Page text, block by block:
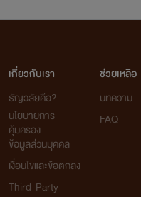
เกี่ยวกับเรา
ธัญวลัยคือ?
นโยบายการ
คุ้มครอง
ข้อมูลส่วนบุคคล
เงื่อนไขและข้อตกลง
Third-Party
ช่วยเหลือ
บทความ
FAQ